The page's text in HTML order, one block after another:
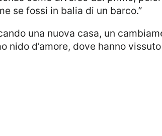
se fossi in balia di un barco.”
d’amore, dove hanno